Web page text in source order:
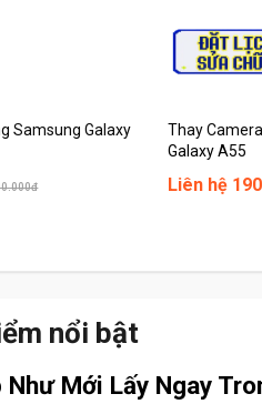
Samsung Galaxy
Thay
Galaxy A55
Liên hệ
nổi bật
Mới Lấy Ngay